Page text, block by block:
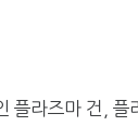
플라즈마 건, 플